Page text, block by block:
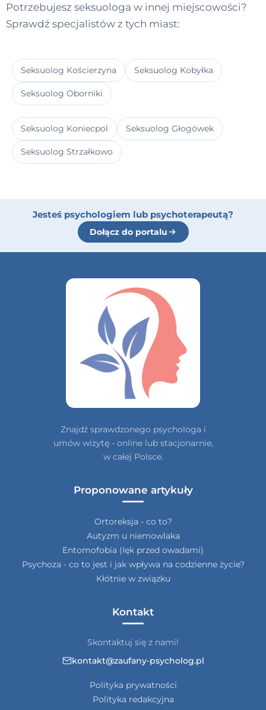
Potrzebujesz seksuologa w innej miejscowości?
Sprawdź specjalistów z tych miast:
Seksuolog Kościerzyna Seksuolog Kobyłka
Seksuolog Oborniki
Seksuolog Koniecpol Seksuolog Głogówek
Seksuolog Strzałkowo
Jesteś psychologiem lub psychoterapeutą?
Dołącz do portalu
Znajdź sprawdzonego psychologa i
umów wizytę - online lub stacjonarnie,
w całej Polsce.
Proponowane artykuły
Ortoreksja - co to?
Autyzm u niemowlaka
Entomofobia (lęk przed owadami)
Psychoza - co to jest i jak wpływa na codzienne życie?
Kłótnie w związku
Kontakt
Skontaktuj się z nami!
kontakt@zaufany-psycholog.pl
Polityka prywatności
Polityka redakcyjna